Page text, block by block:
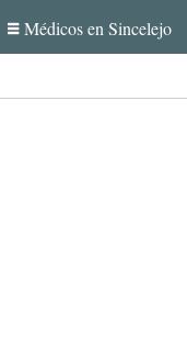
Médicos en Sincelejo